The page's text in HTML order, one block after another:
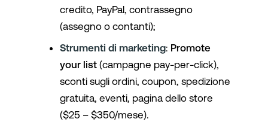
credito, PayPal, contrassegno
(assegno o contanti);
Strumenti di marketing: Promote
your list (campagne pay-per-click),
sconti sugli ordini, coupon, spedizione
gratuita, eventi, pagina dello store
($25 – $350/mese).